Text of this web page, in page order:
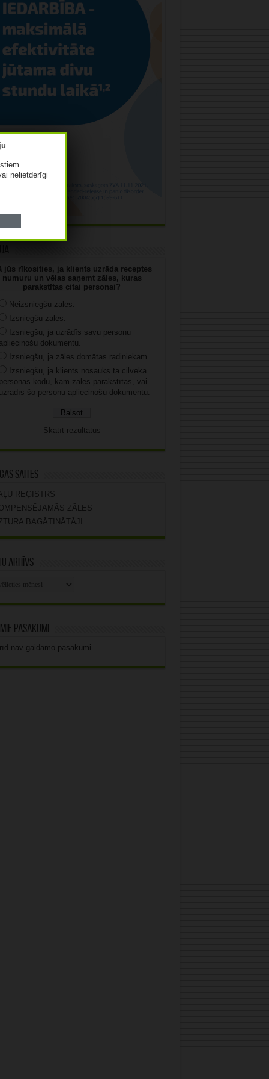
jūs rīkosities, ja klients uzrāda receptes
numuru un vēlas saņemt zāles, kuras
parakstītas citai personai?
Neizsniegšu zāles.
Izsniegšu zāles.
Izsniegšu, ja uzrādīs savu personu
dokumentu.
Izsniegšu, ja zāles domātas radiniekam.
Izsniegšu, ja klients nosauks tā cilvēka
kodu, kam zāles parakstītas, vai
šo personu apliecinošu dokumentu.
Skatīt rezultātus
saites
REĢISTRS
ZĀLES
BAGĀTINĀTĀJI
arhīvs
pasākumi
nav gaidāmo pasākumi.
nelietderīgi